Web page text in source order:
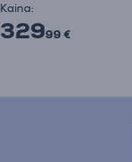
Kaina:
32999 €